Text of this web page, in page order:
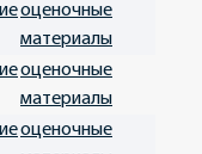
оценочные
материалы
оценочные
материалы
оценочные